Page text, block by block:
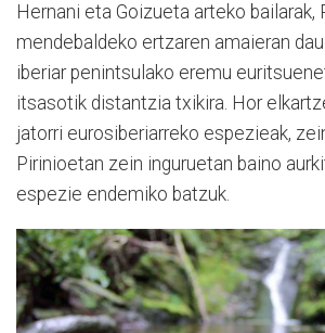
Hernani eta Goizueta arteko bailarak,
mendebaldeko ertzaren amaieran
iberiar penintsulako eremu
itsasotik distantzia txikira. Hor
jatorri eurosiberiarreko espezieak,
Pirinioetan zein inguruetan baino
espezie endemiko batzuk.